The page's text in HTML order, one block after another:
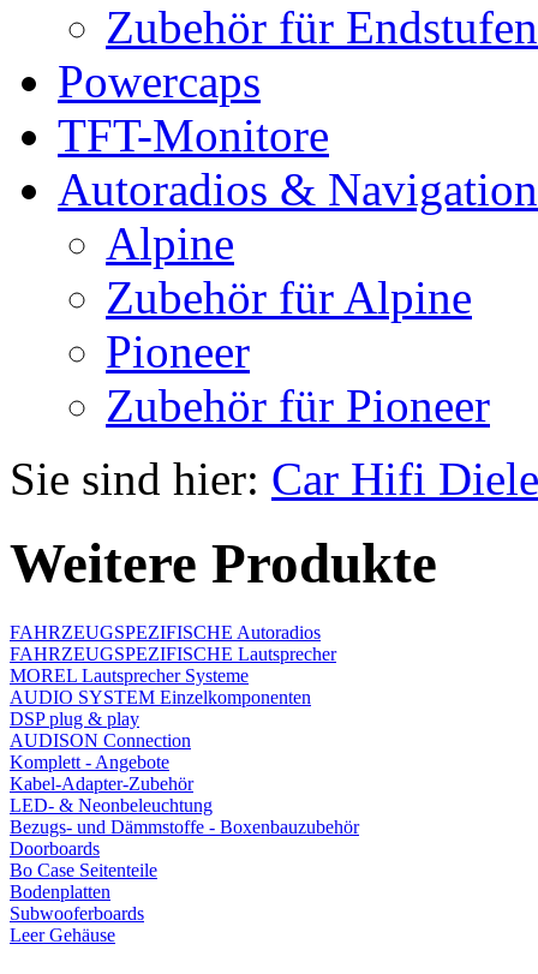
Zubehör für Endstufen
Powercaps
TFT-Monitore
Autoradios & Navigation
Alpine
Zubehör für Alpine
Pioneer
Zubehör für Pioneer
Sie sind hier: Car Hifi
Weitere Produkte
FAHRZEUGSPEZIFISCHE Autoradios
FAHRZEUGSPEZIFISCHE Lautsprecher
MOREL Lautsprecher Systeme
AUDIO SYSTEM Einzelkomponenten
DSP plug & play
AUDISON Connection
Komplett - Angebote
Kabel-Adapter-Zubehör
LED- & Neonbeleuchtung
Bezugs- und Dämmstoffe - Boxenbauzubehör
Doorboards
Bo Case Seitenteile
Bodenplatten
Subwooferboards
Leer Gehäuse